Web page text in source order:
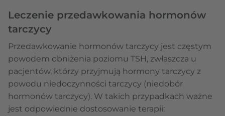
Leczenie przedawkowania hormonów
tarczycy
Przedawkowanie hormonów tarczycy jest częstym
powodem obniżenia poziomu TSH, zwłaszcza u
pacjentów, którzy przyjmują hormony tarczycy z
powodu niedoczynności tarczycy (niedobór
hormonów tarczycy). W takich przypadkach ważne
jest odpowiednie dostosowanie terapii: